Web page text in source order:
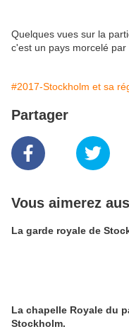
Quelques vues sur la
c'est un pays morcelé
#2017-Stockholm et sa
Partager
Vous aimerez
La garde royale de
La chapelle Royale du
Stockholm.